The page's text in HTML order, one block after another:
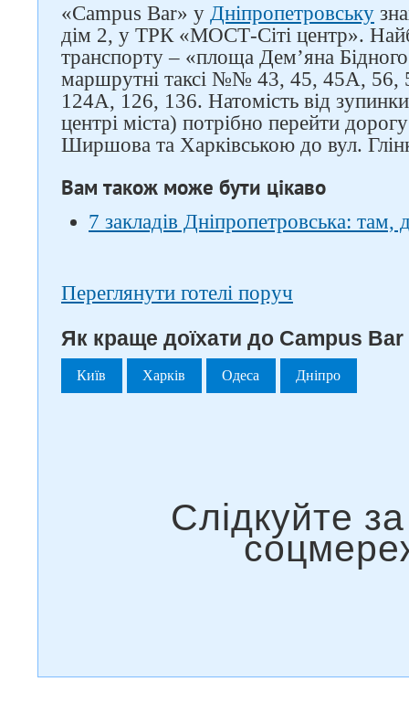
«Campus Bar» у Дніпропетровську
дім 2, у ТРК «МОСТ-Сіті центр».
транспорту – «площа Дем’яна
маршрутні таксі №№ 43, 45, 45A, 56,
124А, 126, 136. Натомість від
центрі міста) потрібно перейти
Ширшова та Харківською до вул.
Вам також може бути цікаво
7 закладів Дніпропетровська: там,
Переглянути готелі поруч
Як краще доїхати до Campus Bar
Київ Харків Одеса Дніпро